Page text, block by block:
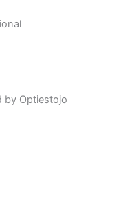
by Optiestojo